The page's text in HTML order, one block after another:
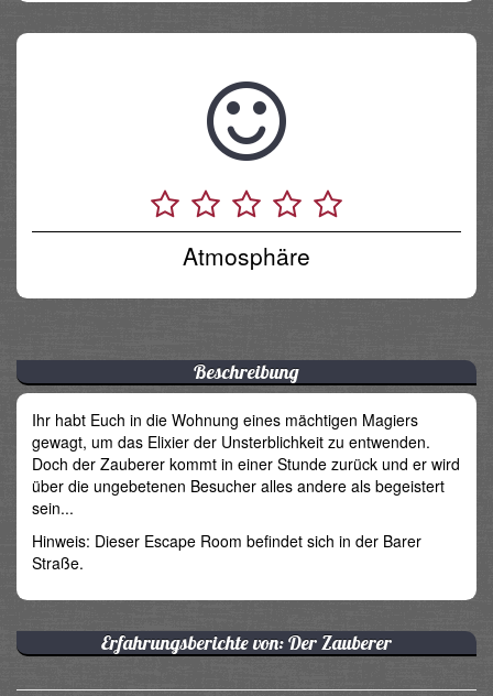
Atmosphäre
Beschreibung
Ihr habt Euch in die Wohnung eines mächtigen Magiers
gewagt, um das Elixier der Unsterblichkeit zu entwenden.
Doch der Zauberer kommt in einer Stunde zurück und er wird
über die ungebetenen Besucher alles andere als begeistert
sein...
Hinweis: Dieser Escape Room befindet sich in der Barer
Straße.
Erfahrungsberichte von: Der Zauberer